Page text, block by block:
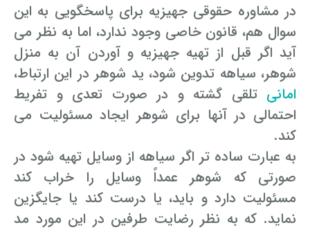
در مشاوره حقوقی جهیزیه برای پاسخگویی به این
سوال هم، قانون خاصی وجود ندارد، اما به نظر می
آید اگر قبل از تهیه جهیزیه و آوردن آن به منزل
شوهر، سیاهه تدوین شود، ید شوهر در این ارتباط،
امانی تلقی گشته و در صورت تعدی و تفریط
احتمالی در آنها برای شوهر ایجاد مسئولیت می
کند.
به عبارت ساده تر اگر سیاهه از وسایل تهیه شود در
صورتی که شوهر عمداً وسایل را خراب کند
مسئولیت دارد و باید، یا درست کند یا جایگزین
نماید. که به نظر رضایت طرفین در این مورد مد